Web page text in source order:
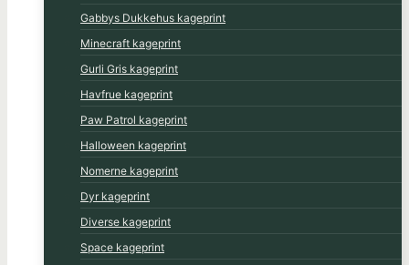
Gabbys Dukkehus kageprint
Minecraft kageprint
Gurli Gris kageprint
Havfrue kageprint
Paw Patrol kageprint
Halloween kageprint
Nomerne kageprint
Dyr kageprint
Diverse kageprint
Space kageprint